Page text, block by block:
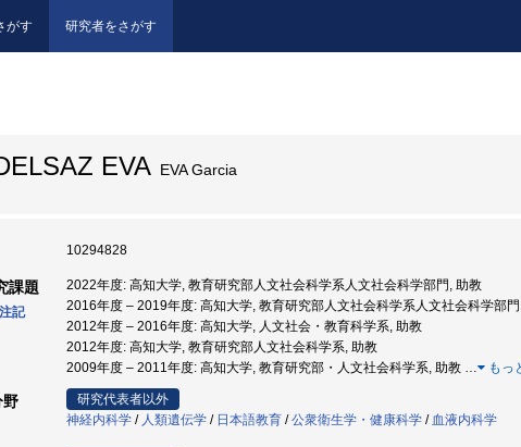
がす 研究者をさがす
EVA EVA Garcia
10294828
課題
記
2022年度: 高知大学, 教育研究部人文社会科学系人文社会科学部門, 助教
2016年度 – 2019年度: 高知大学, 教育研究部人文社会科学系人文社会科学部
2012年度 – 2016年度: 高知大学, 人文社会・教育科学系, 助教
2012年度: 高知大学, 教育研究部人文社会科学系, 助教
2009年度 – 2011年度: 高知大学, 教育研究部・人文社会科学系, 助教 … もっ
野
研究代表者以外
神経内科学 / 人類遺伝学 / 日本語教育 /公衆衛生学・健康科学 / 血液内科学